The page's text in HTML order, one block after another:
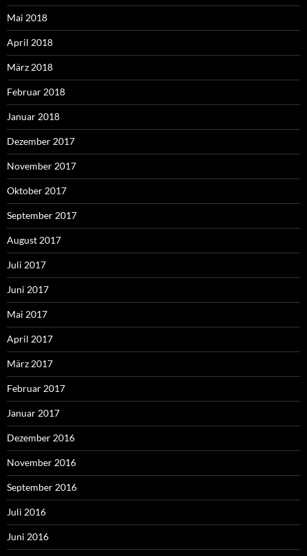
Mai 2018
April 2018
März 2018
Februar 2018
Januar 2018
Dezember 2017
November 2017
Oktober 2017
September 2017
August 2017
Juli 2017
Juni 2017
Mai 2017
April 2017
März 2017
Februar 2017
Januar 2017
Dezember 2016
November 2016
September 2016
Juli 2016
Juni 2016